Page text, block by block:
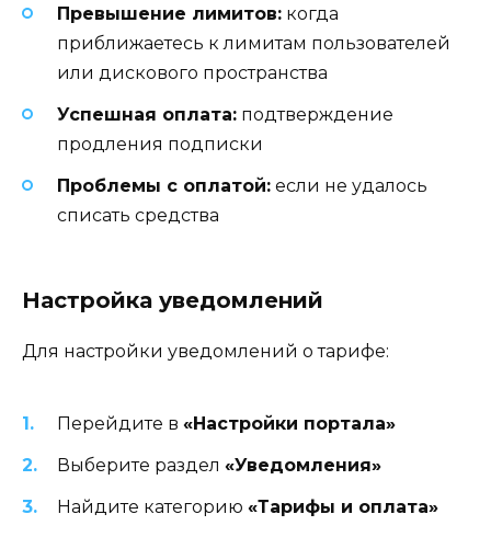
Превышение лимитов: когда
приближаетесь к лимитам пользователей
или дискового пространства
Успешная оплата: подтверждение
продления подписки
Проблемы с оплатой: если не удалось
списать средства
Настройка уведомлений
Для настройки уведомлений о тарифе:
Перейдите в «Настройки портала»
Выберите раздел «Уведомления»
Найдите категорию «Тарифы и оплата»